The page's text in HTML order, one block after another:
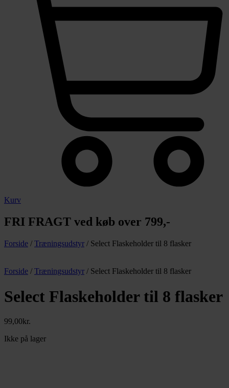
Kurv
FRI FRAGT ved køb over 799,-
Forside / Træningsudstyr / Select Flaskeholder til 8 flasker
Forside / Træningsudstyr / Select Flaskeholder til 8 flasker
Select Flaskeholder til 8 flasker
99,00kr.
Ikke på lager